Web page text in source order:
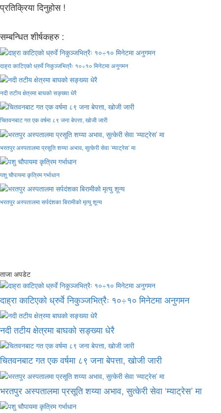
प्रतिक्रिया दिनुहोस !
सम्बन्धित शीर्षकहरु :
दाह्रा काटिएको ध्रुर्वे निकुञ्जभित्रैः १०÷१० मिनेटमा अनुगमन
नदी तटीय क्षेत्रमा बाघको सङ्ख्या धेरै
चितवनबाट गत एक वर्षमा ८९ जना बेपत्ता, खोजी जारी
भरतपुर अस्पतालमा प्रसूति शय्या अभाव, सुत्केरी सेवा ‘म्याट्रेस’ मा
पशु चौपायमा कृत्रिम गर्भाधान
भरतपुर अस्पतालमा सर्पदंशका बिरामीको मृत्यु शून्य
ताजा अपडेट
दाह्रा काटिएको ध्रुर्वे निकुञ्जभित्रैः १०÷१० मिनेटमा अनुगमन
नदी तटीय क्षेत्रमा बाघको सङ्ख्या धेरै
चितवनबाट गत एक वर्षमा ८९ जना बेपत्ता, खोजी जारी
भरतपुर अस्पतालमा प्रसूति शय्या अभाव, सुत्केरी सेवा ‘म्याट्रेस’ मा